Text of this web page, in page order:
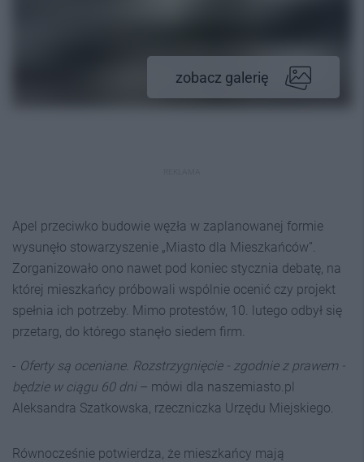
zobacz galerię
Apel przeciwko budowie węzła w zaplanowanej formie
wysunęło stowarzyszenie „Miasto dla Mieszkańców”.
Zorganizowało ono nawet pod koniec stycznia debatę, na
której mieszkańcy próbowali wspólnie ocenić czy projekt
spełnia ich potrzeby. Mimo protestów, 10. lutego odbył się
przetarg, do którego stanęło siedem firm.
- Oferty są oceniane. Rozstrzygnięcie - zgodnie z prawem -
będzie w ciągu 60 dni– mówi dla naszemiasto.pl
Aleksandra Szatkowska, rzeczniczka Urzędu Miejskiego.
Równocześnie potwierdza, że mieszkańcy mają